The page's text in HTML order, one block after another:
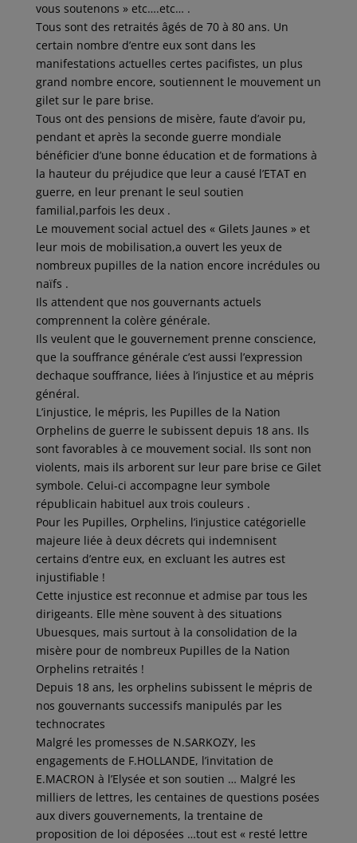
vous soutenons » etc….etc… .
Tous sont des retraités âgés de 70 à 80 ans. Un
certain nombre d’entre eux sont dans les
manifestations actuelles certes pacifistes, un plus
grand nombre encore, soutiennent le mouvement un
gilet sur le pare brise.
Tous ont des pensions de misère, faute d’avoir pu,
pendant et après la seconde guerre mondiale
bénéficier d’une bonne éducation et de formations à
la hauteur du préjudice que leur a causé l’ETAT en
guerre, en leur prenant le seul soutien
familial,parfois les deux .
Le mouvement social actuel des « Gilets Jaunes » et
leur mois de mobilisation,a ouvert les yeux de
nombreux pupilles de la nation encore incrédules ou
naïfs .
Ils attendent que nos gouvernants actuels
comprennent la colère générale.
Ils veulent que le gouvernement prenne conscience,
que la souffrance générale c’est aussi l’expression
dechaque souffrance, liées à l’injustice et au mépris
général.
L’injustice, le mépris, les Pupilles de la Nation
Orphelins de guerre le subissent depuis 18 ans. Ils
sont favorables à ce mouvement social. Ils sont non
violents, mais ils arborent sur leur pare brise ce Gilet
symbole. Celui-ci accompagne leur symbole
républicain habituel aux trois couleurs .
Pour les Pupilles, Orphelins, l’injustice catégorielle
majeure liée à deux décrets qui indemnisent
certains d’entre eux, en excluant les autres est
injustifiable !
Cette injustice est reconnue et admise par tous les
dirigeants. Elle mène souvent à des situations
Ubuesques, mais surtout à la consolidation de la
misère pour de nombreux Pupilles de la Nation
Orphelins retraités !
Depuis 18 ans, les orphelins subissent le mépris de
nos gouvernants successifs manipulés par les
technocrates
Malgré les promesses de N.SARKOZY, les
engagements de F.HOLLANDE, l’invitation de
E.MACRON à l’Elysée et son soutien … Malgré les
milliers de lettres, les centaines de questions posées
aux divers gouvernements, la trentaine de
proposition de loi déposées …tout est « resté lettre